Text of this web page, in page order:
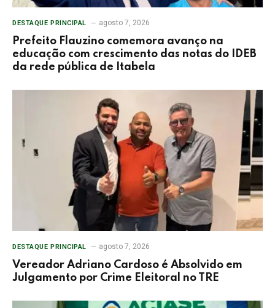
DESTAQUE PRINCIPAL agosto 7, 2026
Prefeito Flauzino comemora avanço na
educação com crescimento das notas do IDEB
da rede pública de Itabela
DESTAQUE PRINCIPAL agosto 7, 2026
Vereador Adriano Cardoso é Absolvido em
Julgamento por Crime Eleitoral no TRE